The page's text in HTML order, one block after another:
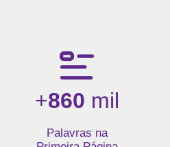
+860 mil
Palavras na